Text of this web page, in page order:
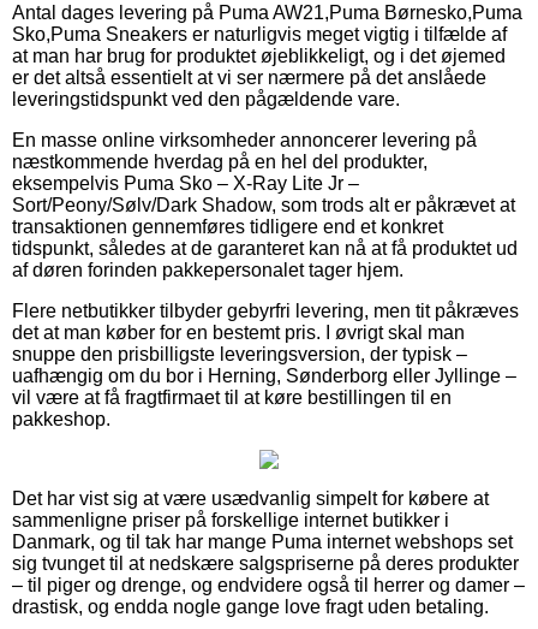
Antal dages levering på Puma AW21,Puma Børnesko,Puma
Sko,Puma Sneakers er naturligvis meget vigtig i tilfælde af
at man har brug for produktet øjeblikkeligt, og i det øjemed
er det altså essentielt at vi ser nærmere på det anslåede
leveringstidspunkt ved den pågældende vare.
En masse online virksomheder annoncerer levering på
næstkommende hverdag på en hel del produkter,
eksempelvis Puma Sko – X-Ray Lite Jr –
Sort/Peony/Sølv/Dark Shadow, som trods alt er påkrævet at
transaktionen gennemføres tidligere end et konkret
tidspunkt, således at de garanteret kan nå at få produktet ud
af døren forinden pakkepersonalet tager hjem.
Flere netbutikker tilbyder gebyrfri levering, men tit påkræves
det at man køber for en bestemt pris. I øvrigt skal man
snuppe den prisbilligste leveringsversion, der typisk –
uafhængig om du bor i Herning, Sønderborg eller Jyllinge –
vil være at få fragtfirmaet til at køre bestillingen til en
pakkeshop.
Det har vist sig at være usædvanlig simpelt for købere at
sammenligne priser på forskellige internet butikker i
Danmark, og til tak har mange Puma internet webshops set
sig tvunget til at nedskære salgspriserne på deres produkter
– til piger og drenge, og endvidere også til herrer og damer –
drastisk, og endda nogle gange love fragt uden betaling.